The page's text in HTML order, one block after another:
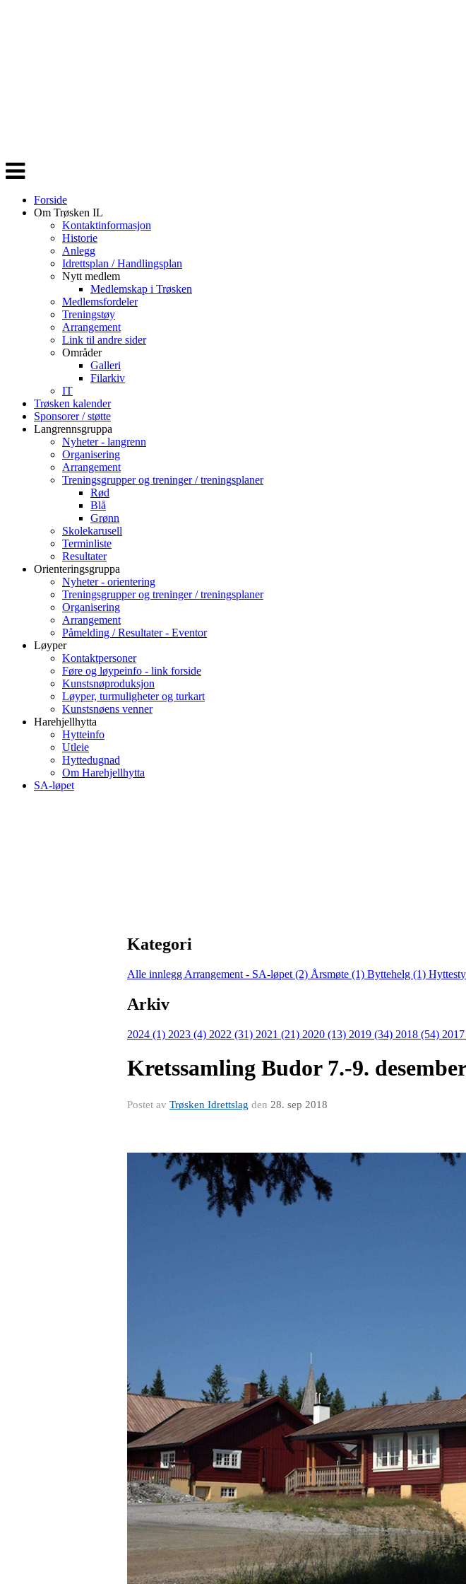
Veksle
navigasjon
Forside
Om Trøsken IL
Kontaktinformasjon
Historie
Anlegg
Idrettsplan / Handlingsplan
Nytt medlem
Medlemskap i Trøsken
Medlemsfordeler
Treningstøy
Arrangement
Link til andre sider
Områder
Galleri
Filarkiv
IT
Trøsken kalender
Sponsorer / støtte
Langrennsgruppa
Nyheter - langrenn
Organisering
Arrangement
Treningsgrupper og treninger / treningsplaner
Rød
Blå
Grønn
Skolekarusell
Terminliste
Resultater
Orienteringsgruppa
Nyheter - orientering
Treningsgrupper og treninger / treningsplaner
Organisering
Arrangement
Påmelding / Resultater - Eventor
Løyper
Kontaktpersoner
Føre og løypeinfo - link forside
Kunstsnøproduksjon
Løyper, turmuligheter og turkart
Kunstsnøens venner
Harehjellhytta
Hytteinfo
Utleie
Hyttedugnad
Om Harehjellhytta
SA-løpet
Kategori
Alle innlegg Arrangement - SA-løpet (2) Årsmøte (1) Byttehelg (1)
Arkiv
2024 (1) 2023 (4) 2022 (31) 2021 (21) 2020 (13) 2019 (34) 2018 (54)
Kretssamling Budor 7.-9.
Postet av Trøsken Idrettslag den 28. sep 2018